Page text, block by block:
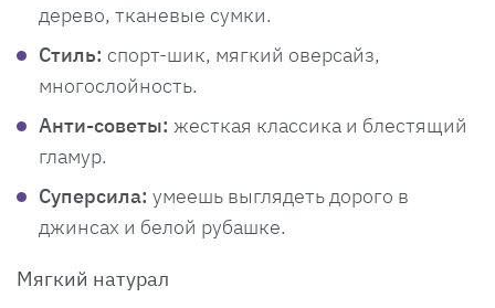
дерево, тканевые сумки.
Стиль: спорт-шик, мягкий оверсайз,
многослойность.
Анти-советы: жесткая классика и блестящий
гламур.
Суперсила: умеешь выглядеть дорого в
джинсах и белой рубашке.
Мягкий натурал